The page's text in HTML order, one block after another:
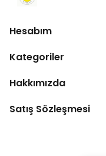
Hesabım
Kategoriler
Hakkımızda
Satış Sözleşmesi